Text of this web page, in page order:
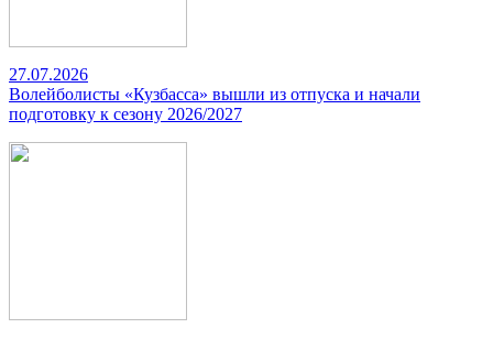
27.07.2026
Волейболисты «Кузбасса» вышли из отпуска и начали
подготовку к сезону 2026/2027